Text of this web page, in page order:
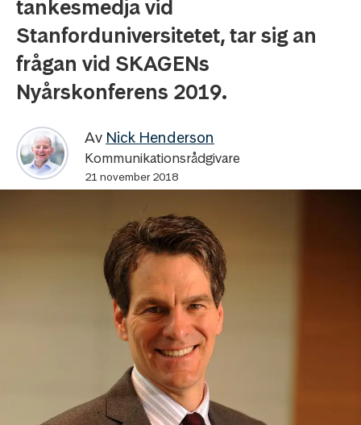
tankesmedja vid
Stanforduniversitetet, tar sig an
frågan vid SKAGENs
Nyårskonferens 2019.
Av Nick Henderson
Kommunikationsrådgivare
21 november 2018